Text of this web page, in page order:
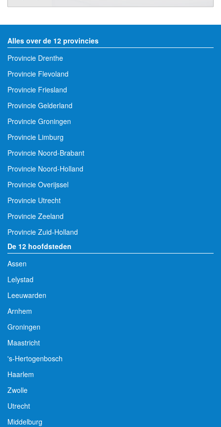
Alles over de 12 provincies
Provincie Drenthe
Provincie Flevoland
Provincie Friesland
Provincie Gelderland
Provincie Groningen
Provincie Limburg
Provincie Noord-Brabant
Provincie Noord-Holland
Provincie Overijssel
Provincie Utrecht
Provincie Zeeland
Provincie Zuid-Holland
De 12 hoofdsteden
Assen
Lelystad
Leeuwarden
Arnhem
Groningen
Maastricht
's-Hertogenbosch
Haarlem
Zwolle
Utrecht
Middelburg